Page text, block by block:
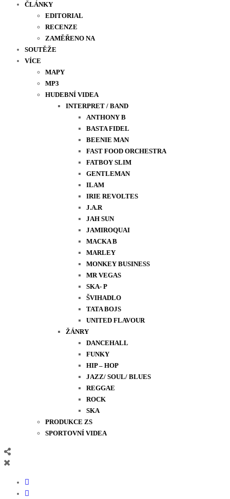
ČLÁNKY
EDITORIAL
RECENZE
ZAMĚŘENO NA
SOUTĚŽE
VÍCE
MAPY
MP3
HUDEBNÍ VIDEA
INTERPRET / BAND
ANTHONY B
BASTA FIDEL
BEENIE MAN
FAST FOOD ORCHESTRA
FATBOY SLIM
GENTLEMAN
ILAM
IRIE REVOLTES
J.A.R
JAH SUN
JAMIROQUAI
MACKA B
MARLEY
MONKEY BUSINESS
MR VEGAS
SKA- P
ŠVIHADLO
TATA BOJS
UNITED FLAVOUR
ŽÁNRY
DANCEHALL
FUNKY
HIP – HOP
JAZZ/ SOUL/ BLUES
REGGAE
ROCK
SKA
PRODUKCE ZS
SPORTOVNÍ VIDEA